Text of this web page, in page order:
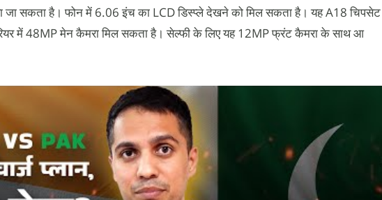
जा सकता है। फोन में 6.06 इंच का LCD डिस्प्ले देखने को मिल सकता है। यह A18 चिपसेट
में 48MP मेन कैमरा मिल सकता है। सेल्फी के लिए यह 12MP फ्रंट कैमरा के साथ आ